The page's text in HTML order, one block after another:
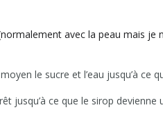
avec la peau mais je
le sucre et l’eau jusqu’à ce
jusqu’à ce que le sirop devienne